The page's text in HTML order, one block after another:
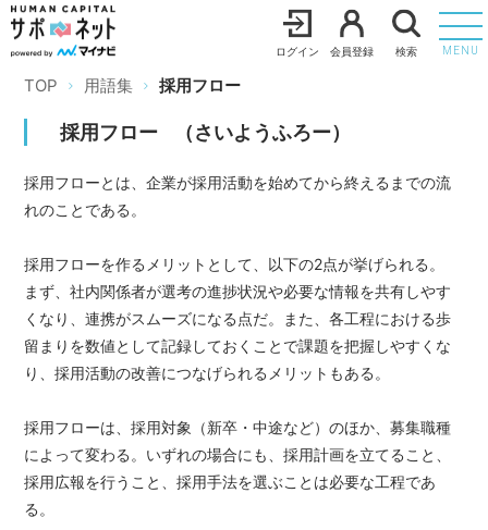
ログイン 会員登録 検索 MENU
TOP 用語集 採用フロー
採用フロー （さいようふろー）
採用フローとは、企業が採用活動を始めてから終えるまでの流
れのことである。
採用フローを作るメリットとして、以下の2点が挙げられる。
まず、社内関係者が選考の進捗状況や必要な情報を共有しやす
くなり、連携がスムーズになる点だ。また、各工程における歩
留まりを数値として記録しておくことで課題を把握しやすくな
り、採用活動の改善につなげられるメリットもある。
採用フローは、採用対象（新卒・中途など）のほか、募集職種
によって変わる。いずれの場合にも、採用計画を立てること、
採用広報を行うこと、採用手法を選ぶことは必要な工程であ
る。